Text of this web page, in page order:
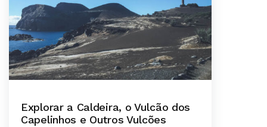
Explorar a Caldeira, o Vulcão dos
Capelinhos e Outros Vulcões